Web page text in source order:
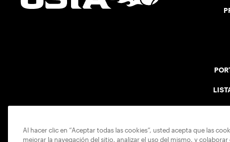
Al hacer clic en “Aceptar todas las cookies”, usted acepta que las
mejorar la navegación del sitio, analizar el uso del mismo, y